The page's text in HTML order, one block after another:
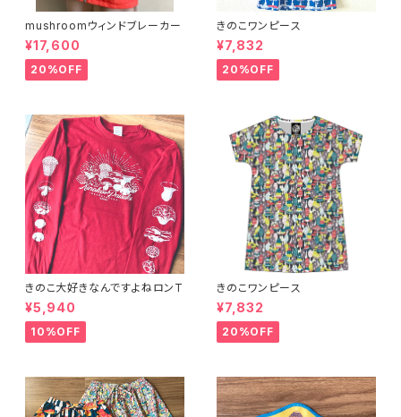
mushroomウィンドブレーカー
¥17,600
20%OFF
きのこワンピース
¥7,832
20%OFF
きのこ大好きなんですよねロンT
¥5,940
10%OFF
きのこワンピース
¥7,832
20%OFF